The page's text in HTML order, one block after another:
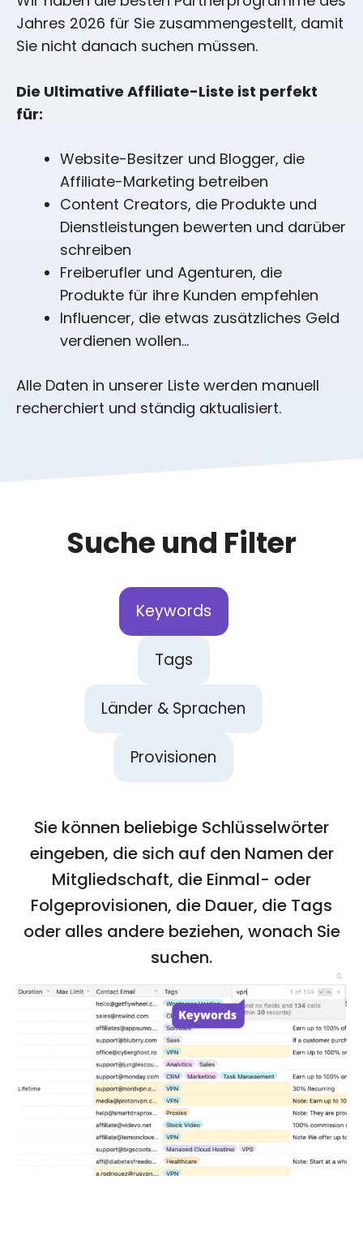
Jahres 2026 für Sie zusammengestellt, damit
Sie nicht danach suchen müssen.
Die Ultimative Affiliate-Liste ist perfekt
für:
Website-Besitzer und Blogger, die
Affiliate-Marketing betreiben
Content Creators, die Produkte und
Dienstleistungen bewerten und darüber
schreiben
Freiberufler und Agenturen, die
Produkte für ihre Kunden empfehlen
Influencer, die etwas zusätzliches Geld
verdienen wollen...
Alle Daten in unserer Liste werden manuell
recherchiert und ständig aktualisiert.
Suche und Filter
Keywords
Tags
Länder & Sprachen
Provisionen
Sie können beliebige Schlüsselwörter
eingeben, die sich auf den Namen der
Mitgliedschaft, die Einmal- oder
Folgeprovisionen, die Dauer, die Tags
oder alles andere beziehen, wonach Sie
suchen.